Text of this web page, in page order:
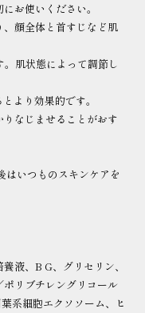
お使いください。
、顔全体と首すじなど肌
。肌状態によって調節し
より効果的です。
りなじませることがおす
はいつものスキンケアを
液、B G、グリセリン、
ポリブチレングリコール
系細胞エクソソーム、ヒ